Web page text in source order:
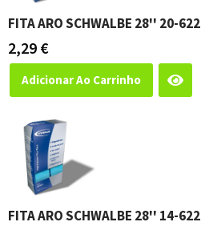
FITA ARO SCHWALBE 28'' 20-622
2,29 €
Adicionar Ao Carrinho
FITA ARO SCHWALBE 28'' 14-622